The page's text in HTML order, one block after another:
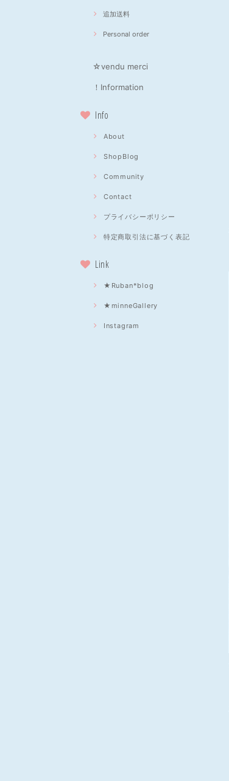
追加送料
Personal order
☆vendu merci
！Information
Info
About
ShopBlog
Community
Contact
プライバシーポリシー
特定商取引法に基づく表記
Link
★Ruban*blog
★minneGallery
Instagram